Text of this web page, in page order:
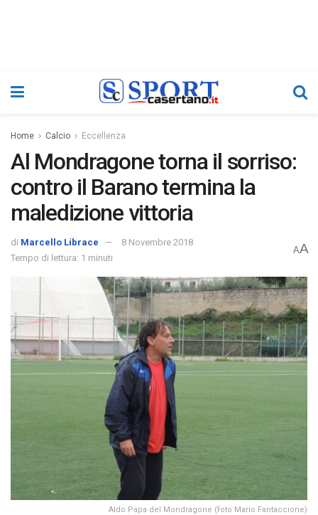
Home Calcio Eccellenza
Al Mondragone torna il sorriso:
contro il Barano termina la
maledizione vittoria
di Marcello Librace
8 Novembre 2018
Tempo di lettura: 1 minuti
AA
Aldo Papa del Mondragone (foto Mario Fantaccione)